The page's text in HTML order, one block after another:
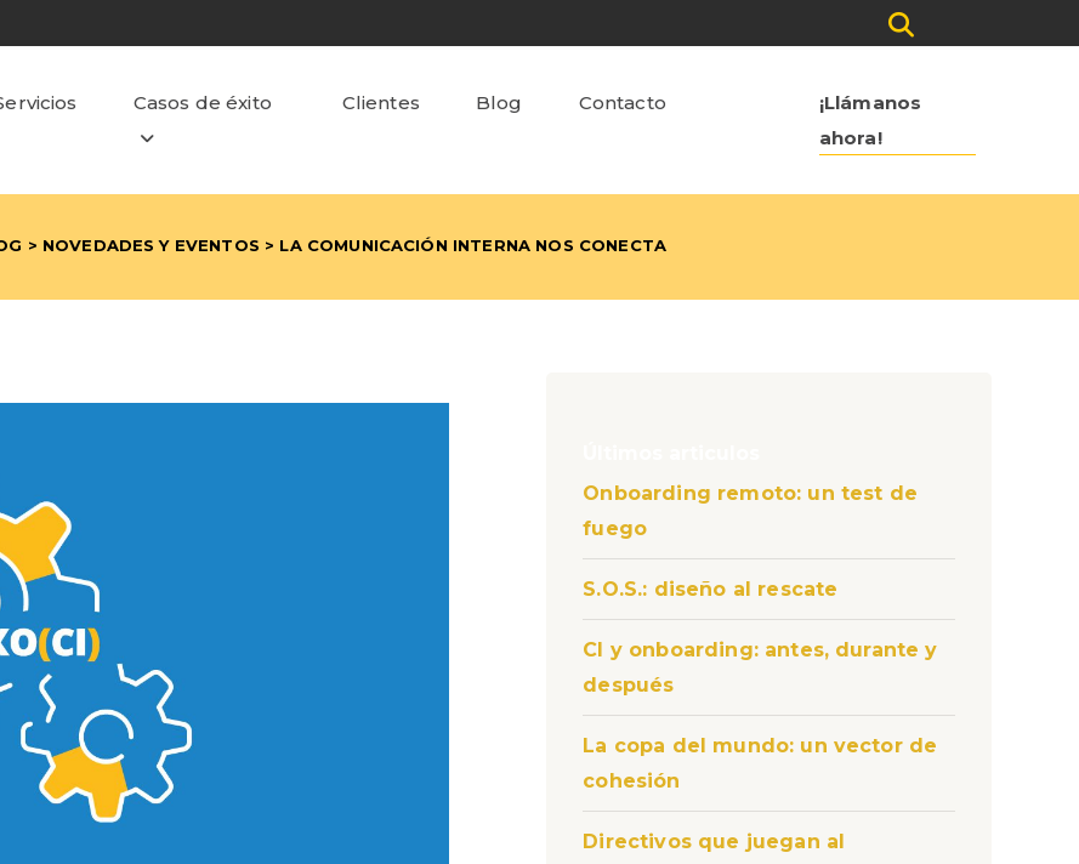
Casos de éxito Clientes Blog Contacto
¡Llámanos
ahora!
> NOVEDADES Y EVENTOS > LA COMUNICACIÓN INTERNA NOS CONECTA
Onboarding remoto: un test de
fuego
S.O.S.: diseño al rescate
CI y onboarding: antes, durante y
después
La copa del mundo: un vector de
cohesión
Directivos que juegan al